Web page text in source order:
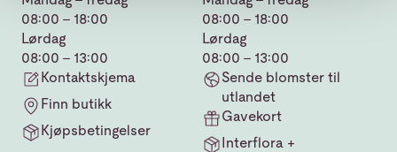
08:00 - 18:00
Lørdag
08:00 - 13:00
Kontaktskjema
Finn butikk
Kjøpsbetingelser
08:00 - 18:00
Lørdag
08:00 - 13:00
Sende blomster til
utlandet
Gavekort
Interflora +